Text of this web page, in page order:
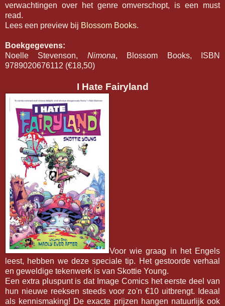
verwachtingen over het genre omverschopt, is een must
read.
Lees een preview bij Blossom Books.
Boekgegevens:
Noelle Stevenson, Nimona, Blossom Books, ISBN
9789020676112 (€18,50)
I Hate Fairyland
Voor wie graag in het Engels
leest, hebben we deze speciale tip. Het gestoorde verhaal
en geweldige tekenwerk is van Skottie Young.
Een extra pluspunt is dat Image Comics het eerste deel van
hun nieuwe reeksen steeds voor zo'n €10 uitbrengt. Ideaal
als kennismaking! De exacte prijzen hangen natuurlijk ook